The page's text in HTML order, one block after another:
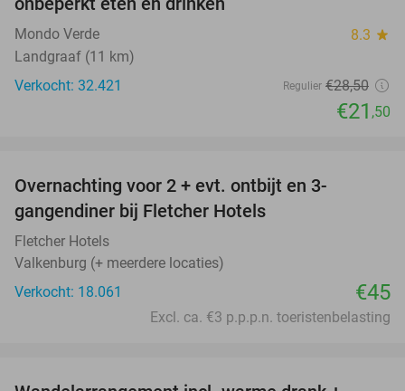
Mondo Verde 8.3 star
Landgraaf (11 km)
Verkocht: 32.421
Regulier €28,50
€21 ,50
Overnachting voor 2 + evt. ontbijt en 3-
gangendiner bij Fletcher Hotels
Fletcher Hotels
Valkenburg (+ meerdere locaties)
Verkocht: 18.061
€45
Excl. ca. €3 p.p.p.n. toeristenbelasting